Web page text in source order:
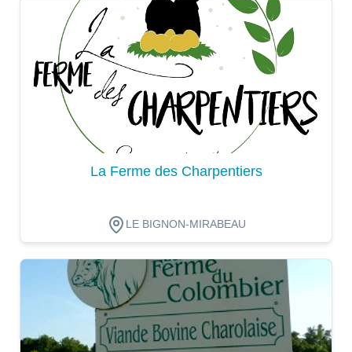
Dégustation
La Ferme des Charpentiers
LE BIGNON-MIRABEAU
Dégustation